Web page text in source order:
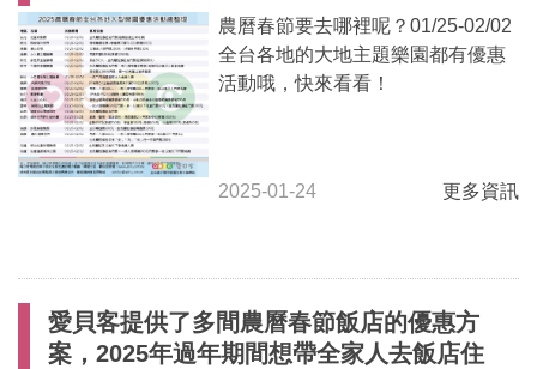
農曆春節要去哪裡呢？01/25-02/02
全台各地的大地主題樂園都有優惠
活動哦，快來看看！
更多資訊
2025-01-24
愛貝客提供了多間農曆春節飯店的優惠方
案，2025年過年期間想帶全家人去飯店住